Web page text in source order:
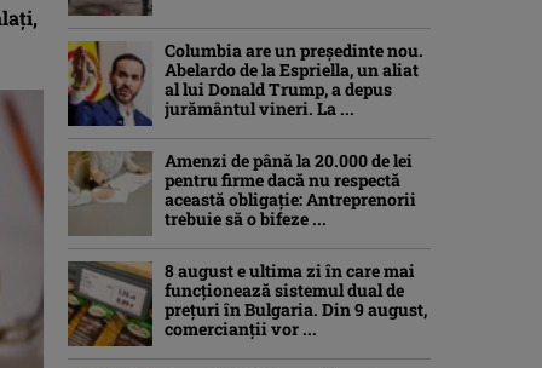
Columbia are un președinte nou.
Abelardo de la Espriella, un aliat
al lui Donald Trump, a depus
jurământul vineri. La ...
Amenzi de până la 20.000 de lei
pentru firme dacă nu respectă
această obligație: Antreprenorii
trebuie să o bifeze ...
8 august e ultima zi în care mai
funcționează sistemul dual de
prețuri în Bulgaria. Din 9 august,
comercianții vor ...